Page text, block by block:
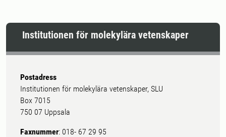
fluffigt bröd och nyttigt bröd.
Institutionen för molekylära vetenskaper
Postadress
Institutionen för molekylära vetenskaper, SLU
Box 7015
750 07 Uppsala
Faxnummer: 018- 67 29 95